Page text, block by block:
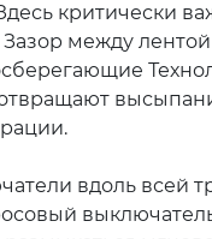
критически
между
вдоль всей